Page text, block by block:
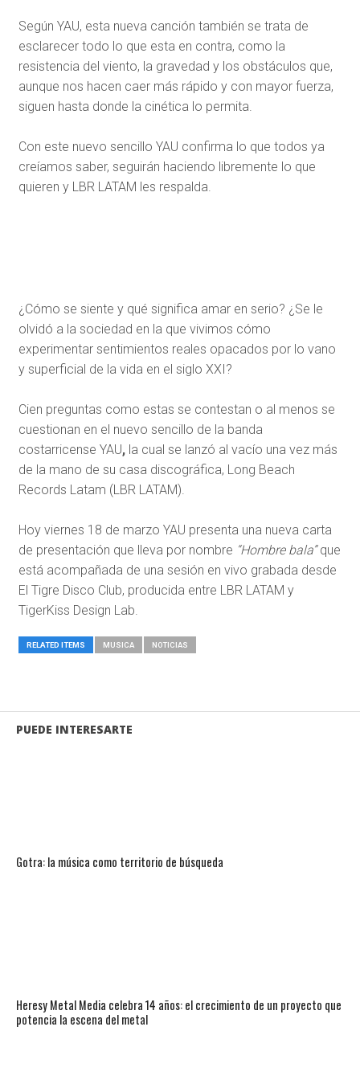
Según YAU, esta nueva canción también se trata de
esclarecer todo lo que esta en contra, como la
resistencia del viento, la gravedad y los obstáculos que,
aunque nos hacen caer más rápido y con mayor fuerza,
siguen hasta donde la cinética lo permita.
Con este nuevo sencillo YAU confirma lo que todos ya
creíamos saber, seguirán haciendo libremente lo que
quieren y LBR LATAM les respalda.
¿Cómo se siente y qué significa amar en serio? ¿Se le
olvidó a la sociedad en la que vivimos cómo
experimentar sentimientos reales opacados por lo vano
y superficial de la vida en el siglo XXI?
Cien preguntas como estas se contestan o al menos se
cuestionan en el nuevo sencillo de la banda
costarricense YAU, la cual se lanzó al vacío una vez más
de la mano de su casa discográfica, Long Beach
Records Latam (LBR LATAM).
Hoy viernes 18 de marzo YAU presenta una nueva carta
de presentación que lleva por nombre “Hombre bala”que
está acompañada de una sesión en vivo grabada desde
El Tigre Disco Club, producida entre LBR LATAM y
TigerKiss Design Lab.
RELATED ITEMS MUSICA NOTICIAS
PUEDE INTERESARTE
Gotra: la música como territorio de búsqueda
Heresy Metal Media celebra 14 años: el crecimiento de un proyecto que
potencia la escena del metal